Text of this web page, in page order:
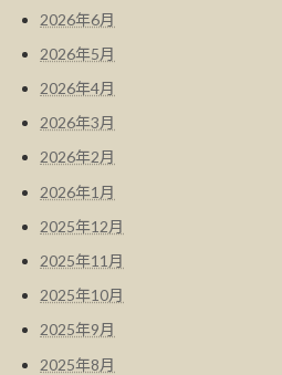
2026年6月
2026年5月
2026年4月
2026年3月
2026年2月
2026年1月
2025年12月
2025年11月
2025年10月
2025年9月
2025年8月